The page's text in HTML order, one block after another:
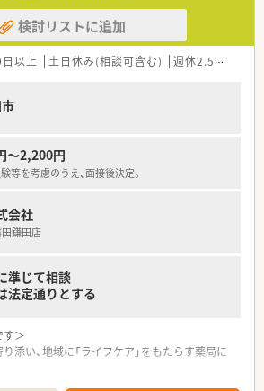
検討リストに追加
以上 土日休み(相談可含む) 週休2.5日以上
～2,200円
等を考慮のうえ、面接後決定。
会社
鎌田店
準じて相談
法定通りとする
す＞
添い、地域に「ライフケア」をもたらす薬局に